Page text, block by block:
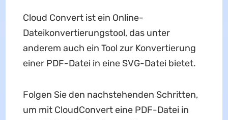
Cloud Convert ist ein Online-
Dateikonvertierungstool, das unter
anderem auch ein Tool zur Konvertierung
einer PDF-Datei in eine SVG-Datei bietet.
Folgen Sie den nachstehenden Schritten,
um mit CloudConvert eine PDF-Datei in